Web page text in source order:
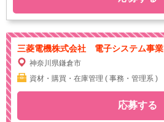
三菱電機株式会社 電子システム事業
神奈川県鎌倉市
資材・購買・在庫管理 ( 事務・管理系 )
応募する